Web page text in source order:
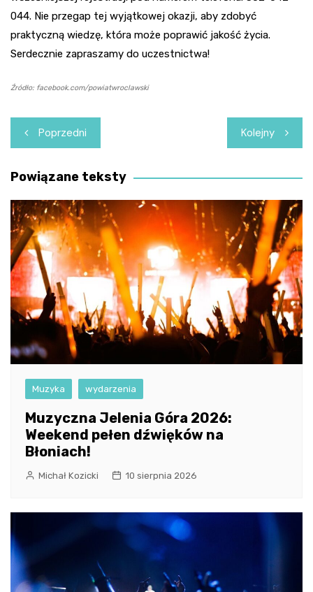
044. Nie przegap tej wyjątkowej okazji, aby zdobyć
praktyczną wiedzę, która może poprawić jakość życia.
Serdecznie zapraszamy do uczestnictwa!
Źródło: facebook.com/powiatwroclawski
Nawigacja
wpisu
Poprzedni Kolejny
Powiązane teksty
Muzyka wydarzenia
Muzyczna Jelenia Góra 2026:
Weekend pełen dźwięków na
Błoniach!
Michał Kozicki 10 sierpnia 2026